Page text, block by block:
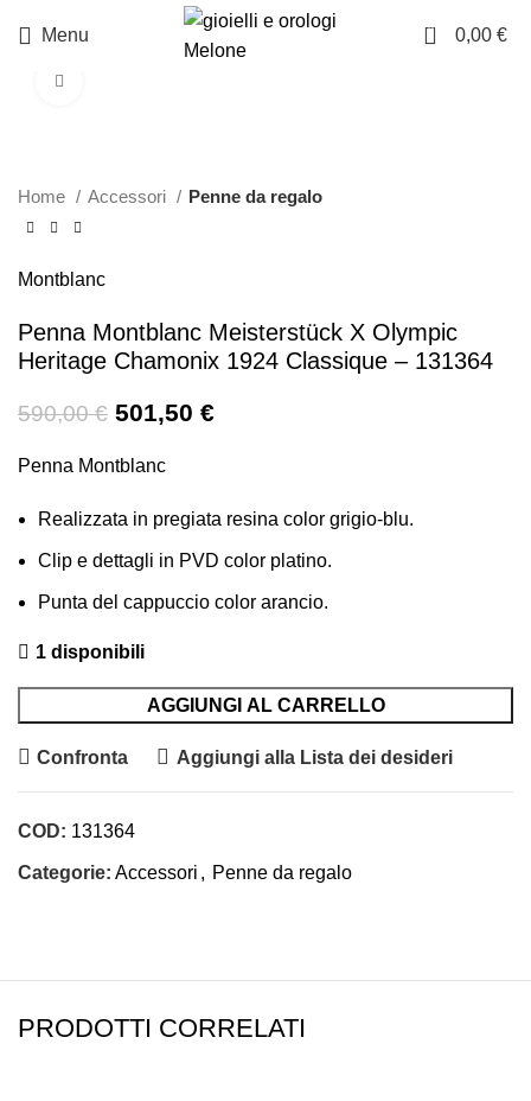
Menu 0 0,00 €
Home Accessori Penne da regalo
Montblanc
Penna Montblanc Meisterstück X Olympic
Heritage Chamonix 1924 Classique – 131364
590,00€ 501,50 €
Penna Montblanc
Realizzata in pregiata resina color grigio-blu.
Clip e dettagli in PVD color platino.
Punta del cappuccio color arancio.
1 disponibili
AGGIUNGI AL CARRELLO
Confronta Aggiungi alla Lista dei desideri
COD: 131364
Categorie: Accessori , Penne da regalo
PRODOTTI CORRELATI